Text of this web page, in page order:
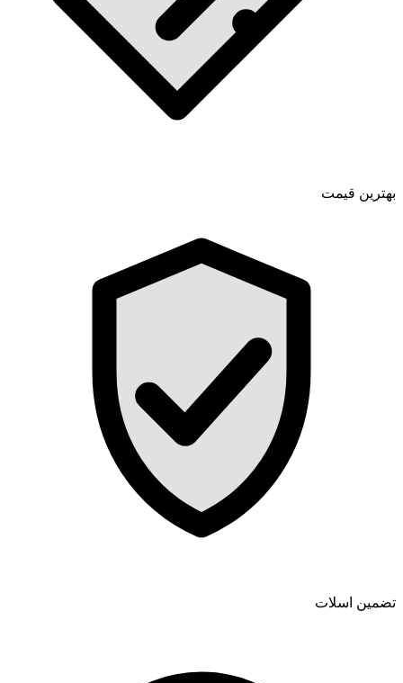
بهترین قیمت
تضمین اسلات